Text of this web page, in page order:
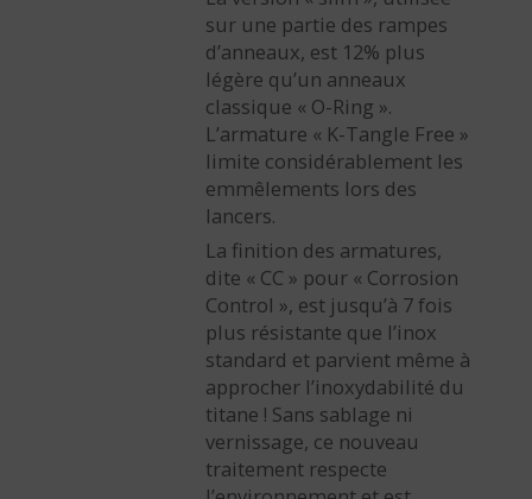
sur une partie des rampes
d’anneaux, est 12% plus
légère qu’un anneaux
classique « O-Ring ».
L’armature « K-Tangle Free »
limite considérablement les
emmêlements lors des
lancers.
La finition des armatures,
dite « CC » pour « Corrosion
Control », est jusqu’à 7 fois
plus résistante que l’inox
standard et parvient même à
approcher l’inoxydabilité du
titane ! Sans sablage ni
vernissage, ce nouveau
traitement respecte